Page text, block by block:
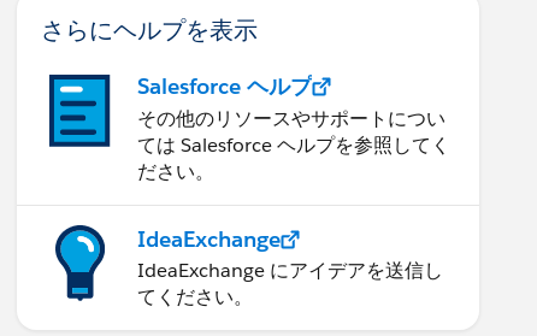
さらにヘルプを表示
Salesforce ヘルプ
その他のリソースやサポートについ
ては Salesforce ヘルプを参照してく
ださい。
IdeaExchange
IdeaExchange にアイデアを送信し
てください。